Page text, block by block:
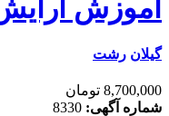
آرایش
رشت
تومان
آگهی:8330